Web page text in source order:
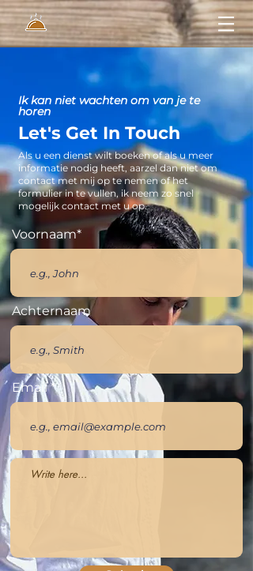
Ik kan niet wachten om van je te
horen
Let's Get In Touch
Als u een dienst wilt boeken of als u meer
informatie nodig heeft, aarzel dan niet om
contact met mij op te nemen of het
formulier in te vullen, ik neem zo snel
mogelijk contact met u op.
Voornaam*
Achternaam
Email